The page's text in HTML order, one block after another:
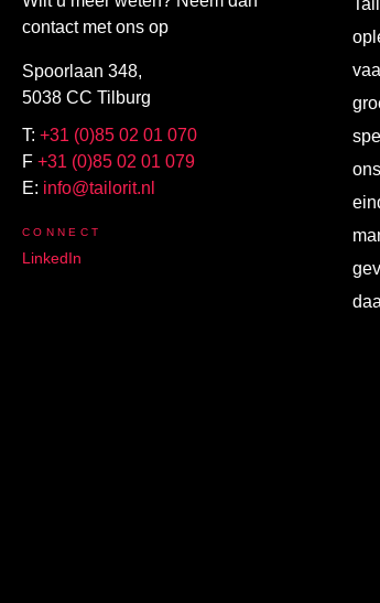
contact met ons op
Spoorlaan 348,
5038 CC Tilburg
T: +31 (0)85 02 01 070
F +31 (0)85 02 01 079
E: info@tailorit.nl
CONNECT
LinkedIn